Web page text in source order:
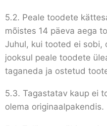
5.2. Peale toodete
mõistes 14 päeva aega
Juhul, kui tooted ei sobi,
jooksul peale toodete
taganeda ja ostetud
5.3. Tagastatav kaup ei
olema originaalpakendis.